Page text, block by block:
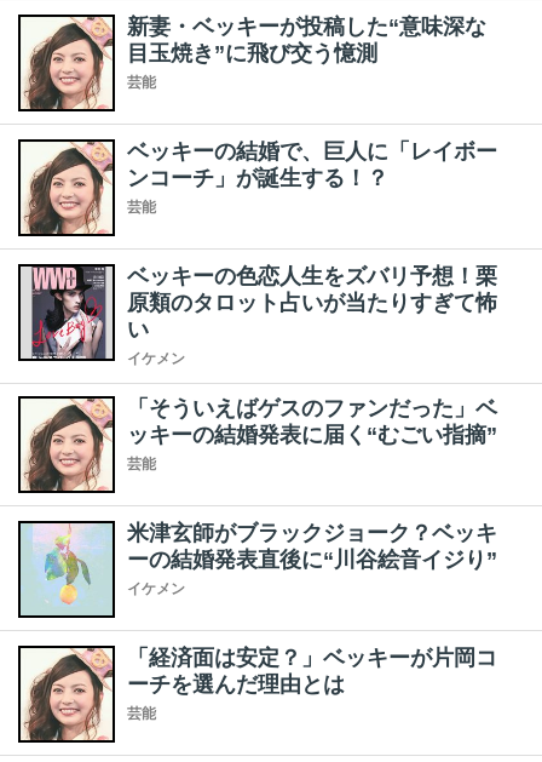
新妻・ベッキーが投稿した“意味深な
目玉焼き”に飛び交う憶測
芸能
ベッキーの結婚で、巨人に「レイボー
ンコーチ」が誕生する！？
芸能
ベッキーの色恋人生をズバリ予想！栗
原類のタロット占いが当たりすぎて怖
い
イケメン
「そういえばゲスのファンだった」ベ
ッキーの結婚発表に届く“むごい指摘”
芸能
米津玄師がブラックジョーク？ベッキ
ーの結婚発表直後に“川谷絵音イジり”
イケメン
「経済面は安定？」ベッキーが片岡コ
ーチを選んだ理由とは
芸能